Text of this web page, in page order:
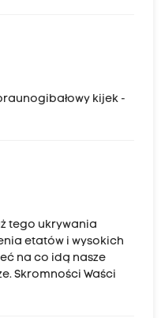
kijek -
tego ukrywania
etatów i wysokich
na co idą nasze
Skromności Waści